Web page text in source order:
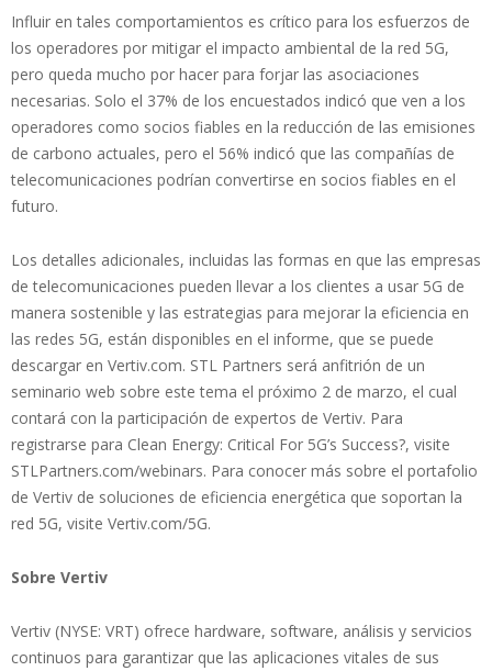
Influir en tales comportamientos es crítico para los esfuerzos de
los operadores por mitigar el impacto ambiental de la red 5G,
pero queda mucho por hacer para forjar las asociaciones
necesarias. Solo el 37% de los encuestados indicó que ven a los
operadores como socios fiables en la reducción de las emisiones
de carbono actuales, pero el 56% indicó que las compañías de
telecomunicaciones podrían convertirse en socios fiables en el
futuro.
Los detalles adicionales, incluidas las formas en que las empresas
de telecomunicaciones pueden llevar a los clientes a usar 5G de
manera sostenible y las estrategias para mejorar la eficiencia en
las redes 5G, están disponibles en el informe, que se puede
descargar en Vertiv.com. STL Partners será anfitrión de un
seminario web sobre este tema el próximo 2 de marzo, el cual
contará con la participación de expertos de Vertiv. Para
registrarse para Clean Energy: Critical For 5G’s Success?, visite
STLPartners.com/webinars. Para conocer más sobre el portafolio
de Vertiv de soluciones de eficiencia energética que soportan la
red 5G, visite Vertiv.com/5G.
Sobre Vertiv
Vertiv (NYSE: VRT) ofrece hardware, software, análisis y servicios
continuos para garantizar que las aplicaciones vitales de sus